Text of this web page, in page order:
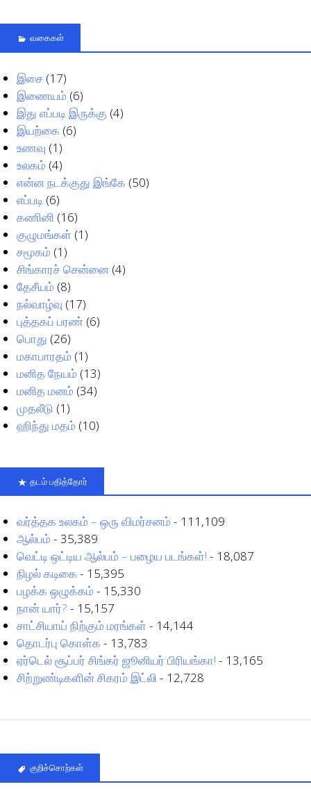
வகைகள்
இசை (17)
இணையம் (6)
இது எப்படி இருக்கு (4)
இயற்கை (6)
உணவு (1)
உலகம் (4)
என்ன நடக்குது இங்கே (50)
எப்படி (6)
கணினி (16)
குழுமங்கள் (1)
சமூகம் (1)
சிங்காரச் சென்னை (4)
தேசீயம் (8)
நல்வாழ்வு (17)
புத்தகப் பரண் (6)
பொது (26)
மகாபாரதம் (1)
மனித நேயம் (13)
மனித மனம் (34)
முதலீடு (1)
ஹிந்து மதம் (10)
தடம் பதித்தோர்
வர்த்தக உலகம் – ஒரு விமர்சனம் - 111,109
ஆல்பம் - 35,389
வெட்டி ஒட்டிய ஆல்பம் – பழைய படங்கள்! - 18,087
நிழல் கடிகை - 15,395
பழக்க ஒழுக்கம் - 15,330
நான் யார்? - 15,157
சாட்சியாய் நிற்கும் மரங்கள் - 14,144
தொடர்பு கொள்க - 13,783
ஏர்டெல் சூப்பர் சிங்கர் ஜூனியர் பிரியங்கா! - 13,165
சிற்றுண்டிகளின் சிகரம் இட்லி - 12,728
குறிச்சொற்கள்